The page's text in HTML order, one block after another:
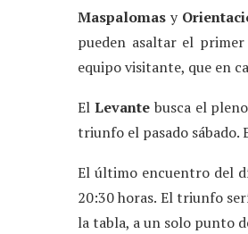
Maspalomas y
pueden asaltar el
equipo visitante, que en
El Levantebusca el
triunfo el pasado sábado.
El último encuentro del
20:30 horas. El triunfo
la tabla, a un solo punto